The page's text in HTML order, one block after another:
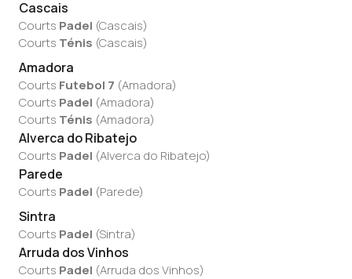
Cascais
Courts Padel (Cascais)
Courts Ténis (Cascais)
Amadora
Courts Futebol 7 (Amadora)
Courts Padel (Amadora)
Courts Ténis (Amadora)
Alverca do Ribatejo
Courts Padel (Alverca do Ribatejo)
Parede
Courts Padel (Parede)
Sintra
Courts Padel (Sintra)
Arruda dos Vinhos
Courts Padel (Arruda dos Vinhos)